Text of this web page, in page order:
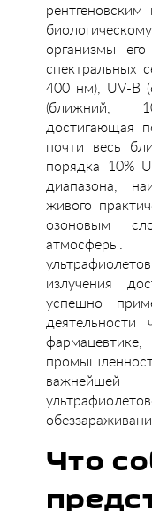
организмы
спектральных
400 нм), UV-В
(ближний,
достигающая
почти весь
порядка 10%
диапазона,
живого
озоновым
излучения
успешно
деятельности
Что